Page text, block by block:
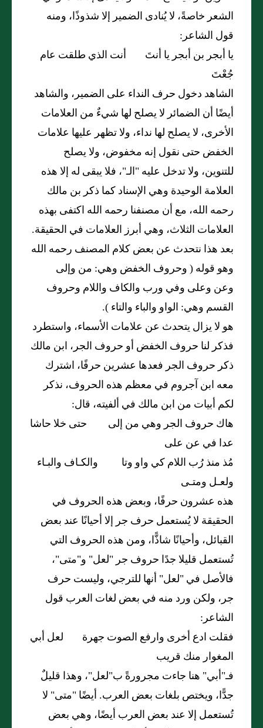
الشعر خاصةً، لا يُنادى الضمير إلا شذوذًا، ومنه
قول الشاعر:
يا أبجر بن أبجر يا أنتَ أنت الذي طلقت عام
جُعْتَ
الشاهد دخول حرف النداء على الضمير، والشاهد
أيضًا أن الضمائر لا يصلح لها شيءٌ من العلامات
الأخرى، لا يصلح لها نداء، ولا تظهر عليها علامات
الخفض حتى نقول إنه مخفوض، ولا يصلح
للتنوين، ولا تدخل عليه "الـ"، فلا يبقى له إلا هذه
العلامة الوحيدة وهي الإسناد كما ذكر بن مالك
رحمه الله، مع أن مصنفنا رحمه الله اكتفى بهذه
العلامات الثلاث، وهي أبرز العلامات في الحقيقة.
بعد هذا نتحدث عن بعض كلام المصنف رحمه الله
وهو قوله ( وحروف الخفض وهي: من وإلى
وعن وعلى وفي ورب والكاف واللام وحروف
القسم وهي: الواو والباء والتاء ).
هو لا يزال يتحدث عن علامات الأسماء، واستطرد
فذكر لنا حروف الخفض أو حروف الجر، ابن مالك
ذكر حروف الجر فعدها عشرين حرفًا، اشترك
معه ابن آجروم في معظم هذه الحروف، نذكر
لكم أبيات من ابن مالك في ألفيته، قال:
هاك حروف الجر وهي من إلى حتى خلا حاشا
عدا في عن على
مُذ منذ رُب اللام كي واو وتا والكـاف والبـاء
ولعـل ومتـى
هذه عشرون حرفًا، وبعض هذه الحروف في
الحقيقة لا يُستعمل حرف جر إلا أحيانًا عند بعض
القبائل، وأحيانًا شاذًّا، ومن هذه الحروف التي
تُستعمل قليلا جدًا حروف جر "لعل" و"متى"،
فالأصل في "لعل" أنها للترجي، وليست حرف
جر، ولكن ورد منه في بعض لغات العرب قول
الشاعر:
فقلت ادع أخرى وارفع الصوت جهرة لعل أبي
المغوار منك قريب
فـ"أبي" هنا جاءت مجرورةً ب"لعل"، وهذا قليلٌ
جدًّا، ويختص بلغات بعض العرب. أيضًا "متى" لا
تُستعمل إلا عند بعض العرب أيضًا، وهي بعض